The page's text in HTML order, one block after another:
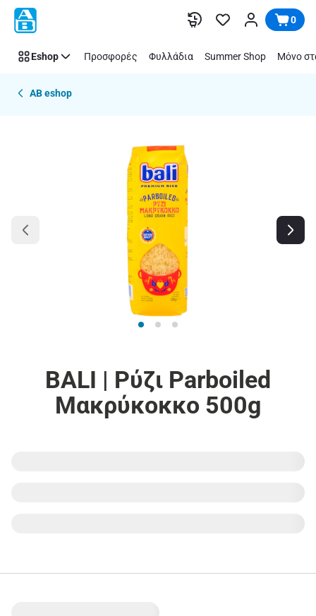
Παράλειψη 0
Eshop Προσφορές Φυλλάδια Summer Shop Μόνο
AB eshop
BALI | Ρύζι Parboiled
Μακρύκοκκο 500g